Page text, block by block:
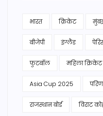
भारत क्रिकेट
बीजेपी इंग्लैंड
फुटबॉल महिला क्रिकेट
Asia Cup 2025
राजस्थान बोर्ड विराट